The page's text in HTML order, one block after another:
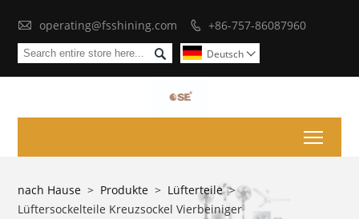
 operating@fsshining.com  +86-757-86087960
 Deutsch 
nach Hause > Produkte > Lüfterteile >
Lüftersockelteile Kreuzsockel Vierbeiniger